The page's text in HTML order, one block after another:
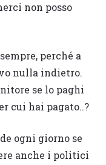
non posso
perché a
nulla indietro.
se lo paghi
cui hai pagato..?
ogni giorno se
anche i politici